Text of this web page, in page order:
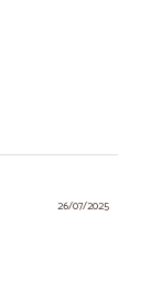
26/07/2025